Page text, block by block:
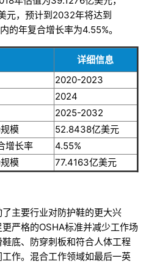
元，预计到2032年将达到
的年复合增长率为4.55%。
详细信息
2020-2023
2024
2025-2032
模
52.8438亿美元
增长率
4.55%
模
77.4163亿美元
主要行业对防护鞋的更大兴
严格的OSHA标准并减少工作场
底、防穿刺板和符合人体工程
作。混合工作领域如最后一英